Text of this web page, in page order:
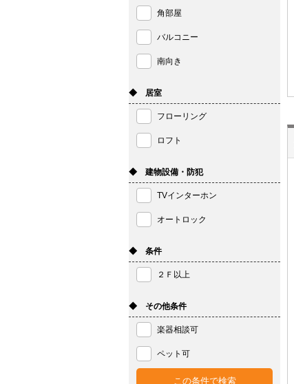
角部屋
バルコニー
南向き
◆ 居室
フローリング
ロフト
◆ 建物設備・防犯
TVインターホン
オートロック
◆ 条件
２Ｆ以上
◆ その他条件
楽器相談可
ペット可